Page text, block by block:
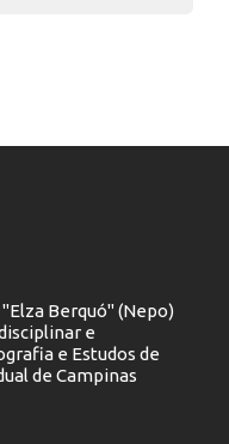
Berquó" (Nepo)
e
e Estudos de
de Campinas